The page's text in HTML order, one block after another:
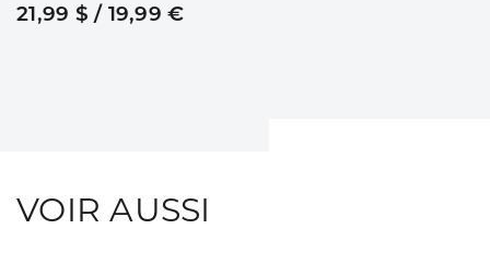
21,99 $ / 19,99 €
VOIR AUSSI